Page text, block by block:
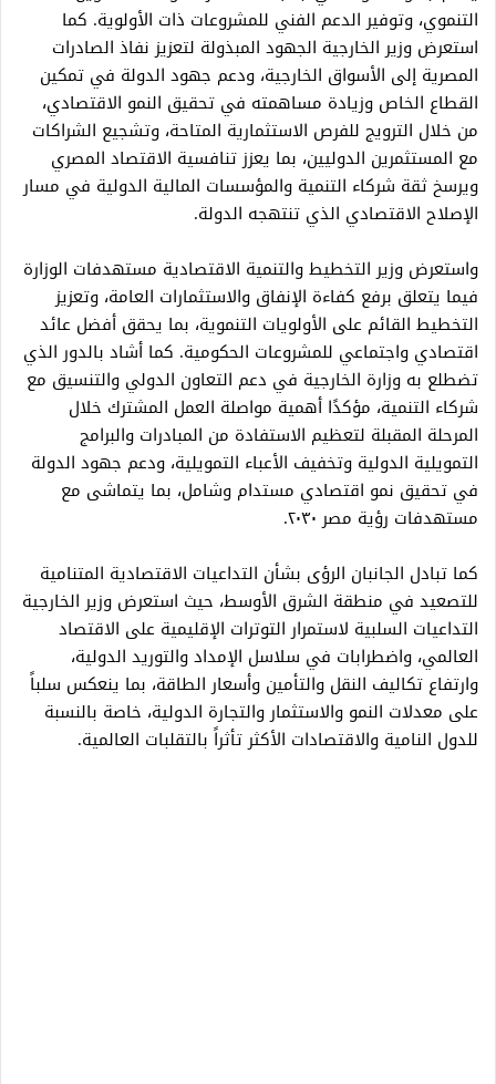
التنموي، وتوفير الدعم الفني للمشروعات ذات الأولوية. كما
استعرض وزير الخارجية الجهود المبذولة لتعزيز نفاذ الصادرات
المصرية إلى الأسواق الخارجية، ودعم جهود الدولة في تمكين
القطاع الخاص وزيادة مساهمته في تحقيق النمو الاقتصادي،
من خلال الترويج للفرص الاستثمارية المتاحة، وتشجيع الشراكات
مع المستثمرين الدوليين، بما يعزز تنافسية الاقتصاد المصري
ويرسخ ثقة شركاء التنمية والمؤسسات المالية الدولية في مسار
الإصلاح الاقتصادي الذي تنتهجه الدولة.
واستعرض وزير التخطيط والتنمية الاقتصادية مستهدفات الوزارة
فيما يتعلق برفع كفاءة الإنفاق والاستثمارات العامة، وتعزيز
التخطيط القائم على الأولويات التنموية، بما يحقق أفضل عائد
اقتصادي واجتماعي للمشروعات الحكومية. كما أشاد بالدور الذي
تضطلع به وزارة الخارجية في دعم التعاون الدولي والتنسيق مع
شركاء التنمية، مؤكدًا أهمية مواصلة العمل المشترك خلال
المرحلة المقبلة لتعظيم الاستفادة من المبادرات والبرامج
التمويلية الدولية وتخفيف الأعباء التمويلية، ودعم جهود الدولة
في تحقيق نمو اقتصادي مستدام وشامل، بما يتماشى مع
مستهدفات رؤية مصر ٢٠٣٠.
كما تبادل الجانبان الرؤى بشأن التداعيات الاقتصادية المتنامية
للتصعيد في منطقة الشرق الأوسط، حيث استعرض وزير الخارجية
التداعيات السلبية لاستمرار التوترات الإقليمية على الاقتصاد
العالمي، واضطرابات في سلاسل الإمداد والتوريد الدولية،
وارتفاع تكاليف النقل والتأمين وأسعار الطاقة، بما ينعكس سلباً
على معدلات النمو والاستثمار والتجارة الدولية، خاصة بالنسبة
للدول النامية والاقتصادات الأكثر تأثراً بالتقلبات العالمية.